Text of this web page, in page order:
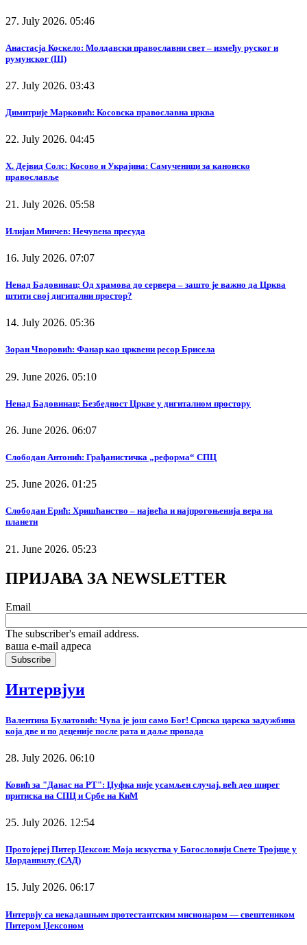
27. July 2026. 05:46
Анастасја Коскело: Молдавски православни свет – између руског и
румунског (III)
27. July 2026. 03:43
Димитрије Марковић: Косовска православна црква
22. July 2026. 04:45
Х. Дејвид Солс: Косово и Украјина: Самученици за канонско
православље
21. July 2026. 05:58
Илијан Минчев: Нечувена пресуда
16. July 2026. 07:07
Ненад Бадовинац: Од храмова до сервера – зашто је важно да Црква
штити свој дигитални простор?
14. July 2026. 05:36
Зоран Чворовић: Фанар као црквени ресор Брисела
29. June 2026. 05:10
Ненад Бадовинац: Безбедност Цркве у дигиталном простору
26. June 2026. 06:07
Слободан Антонић: Грађанистичка „реформа“ СПЦ
25. June 2026. 01:25
Слободан Ерић: Хришћанство – највећа и најпрогоњенија вера на
планети
21. June 2026. 05:23
ПРИЈАВА ЗА NEWSLETTER
Email
The subscriber's email address.
ваша е-mail адреса
Интервјуи
Валентина Булатовић: Чува је још само Бог! Српска царска задужбина
која две и по деценије после рата и даље пропада
28. July 2026. 06:10
Ковић за "Данас на РТ": Џуфка није усамљен случај, већ део ширег
притиска на СПЦ и Србе на КиМ
25. July 2026. 12:54
Протојереј Питер Џексон: Моја искуства у Богословији Свете Тројице у
Џорданвилу (САД)
15. July 2026. 06:17
Интервју са некадашњим протестантским мисионаром — свештеником
Питером Џексоном